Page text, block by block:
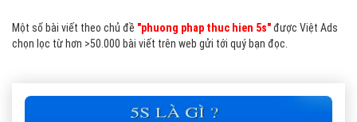
Một số bài viết theo chủ đề "phuong phap thuc hien 5s"được Việt Ads
chọn lọc từ hơn >50.000 bài viết trên web gửi tới quý bạn đọc.